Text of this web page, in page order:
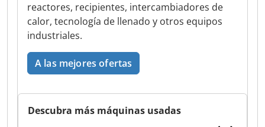
reactores, recipientes, intercambiadores de
calor, tecnología de llenado y otros equipos
industriales.
A las mejores ofertas
Descubra más máquinas usadas